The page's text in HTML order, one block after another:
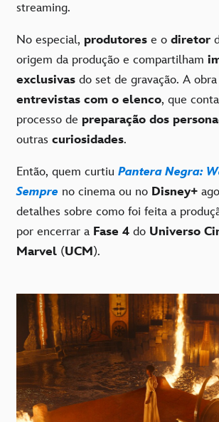
streaming.
No especial, produtores e o diretor
origem da produção e compartilham
exclusivas do set de gravação. A
entrevistas com o elenco, que
processo de preparação dos
outras curiosidades.
Então, quem curtiu Pantera Negra:
Sempre no cinema ou no Disney+
detalhes sobre como foi feita a
por encerrar a Fase 4 do Universo
Marvel (UCM).